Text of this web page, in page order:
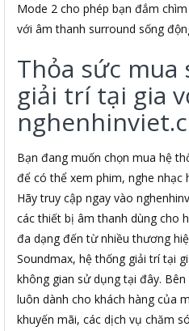
Mode 2 cho phép bạn đắm
với âm thanh surround sống
Thỏa sức
giải trí tại gia
Bạn đang muốn chọn mua hệ
để có thể xem phim, nghe nhạc
Hãy truy cập ngay vào
các thiết bị âm thanh dùng cho
đa dạng đến từ nhiều thương
Soundmax, hệ thống giải trí tại
không gian sử dụng tại đây.
luôn dành cho khách hàng của
khuyến mãi, các dịch vụ chăm